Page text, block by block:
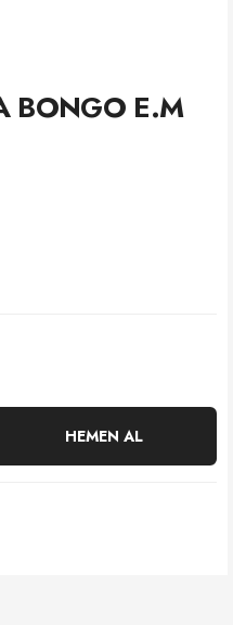
BONGO E.M
HEMEN AL